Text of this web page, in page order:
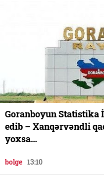
Goranboyun
edib – Xanqərvəndli
yoxsa…
bolge 13:10